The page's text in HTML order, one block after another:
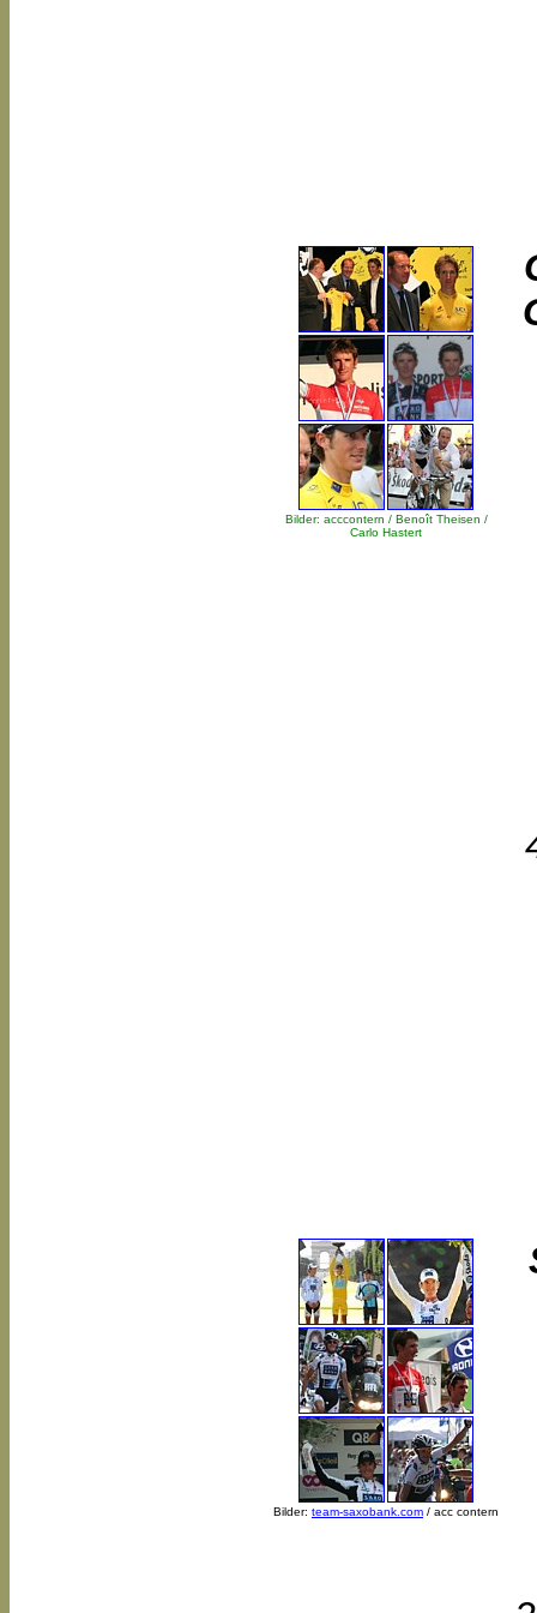
Bilder: acccontern / Benoît Theisen /
Carlo Hastert
Bilder: team-saxobank.com / acc contern